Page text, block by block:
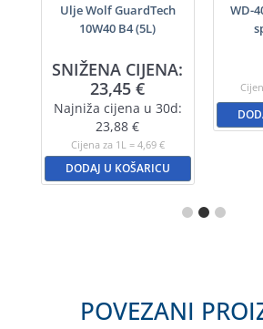
Ulje Wolf GuardTech
10W40 B4 (5L)
SNIŽENA CIJENA:
23,45€
Najniža cijena u 30d:
23,88€
Cijena za 1L = 4,69 €
DODAJ U KOŠARICU
WD-
POVEZANI